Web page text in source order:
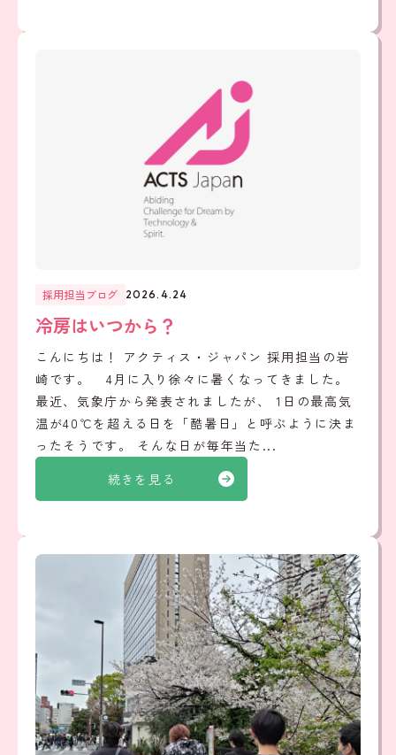
続きを見る
採用担当ブログ 2026.4.24
冷房はいつから？
こんにちは！ アクティス・ジャパン 採用担当の岩
崎です。 4月に入り徐々に暑くなってきました。
最近、気象庁から発表されましたが、 1日の最高気
温が40℃を超える日を「酷暑日」と呼ぶように決ま
ったそうです。 そんな日が毎年当た...